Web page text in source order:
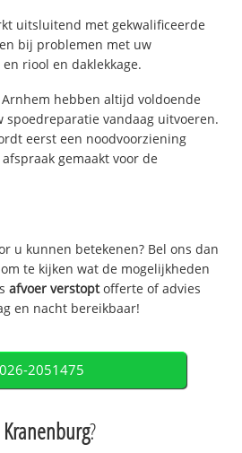
uitsluitend met gekwalificeerde
bij problemen met uw
riool en daklekkage.
hebben altijd voldoende
spoedreparatie vandaag uitvoeren.
eerst een noodvoorziening
gemaakt voor de
u kunnen betekenen? Bel ons dan
om te kijken wat de mogelijkheden
afvoer verstoptofferte of advies
en nacht bereikbaar!
026-2051475
Kranenburg?